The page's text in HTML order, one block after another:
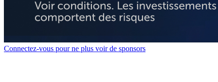
Connectez-vous pour ne plus voir de sponsors